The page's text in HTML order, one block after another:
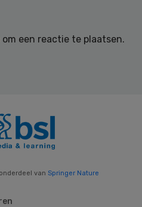
om een reactie te plaatsen.
van Springer Nature